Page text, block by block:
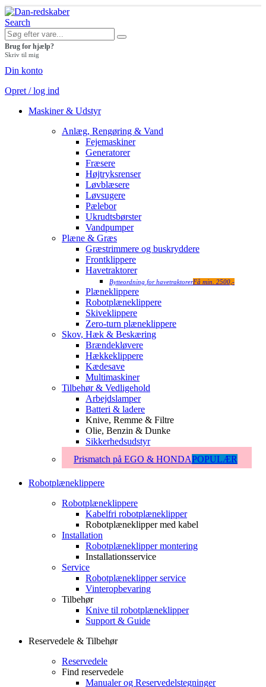
Search
Brug for hjælp?
Skriv til mig
Din konto
Opret / log ind
Maskiner & Udstyr
Anlæg, Rengøring & Vand
Fejemaskiner
Generatorer
Fræsere
Højtryksrenser
Løvblæsere
Løvsugere
Pælebor
Ukrudtsbørster
Vandpumper
Plæne & Græs
Græstrimmere og buskryddere
Frontklippere
Havetraktorer
Bytteordning for havetraktorerFå min. 2500,-
Plæneklippere
Robotplæneklippere
Skiveklippere
Zero-turn plæneklippere
Skov, Hæk & Beskæring
Brændekløvere
Hækkeklippere
Kædesave
Multimaskiner
Tilbehør & Vedligehold
Arbejdslamper
Batteri & ladere
Knive, Remme & Filtre
Olie, Benzin & Dunke
Sikkerhedsudstyr
Prismatch på EGO & HONDAPOPULÆR
Robotplæneklippere
Robotplæneklippere
Kabelfri robotplæneklipper
Robotplæneklipper med kabel
Installation
Robotplæneklipper montering
Installationsservice
Service
Robotplæneklipper service
Vinteropbevaring
Tilbehør
Knive til robotplæneklipper
Support & Guide
Reservedele & Tilbehør
Reservedele
Find reservedele
Manualer og Reservedelstegninger